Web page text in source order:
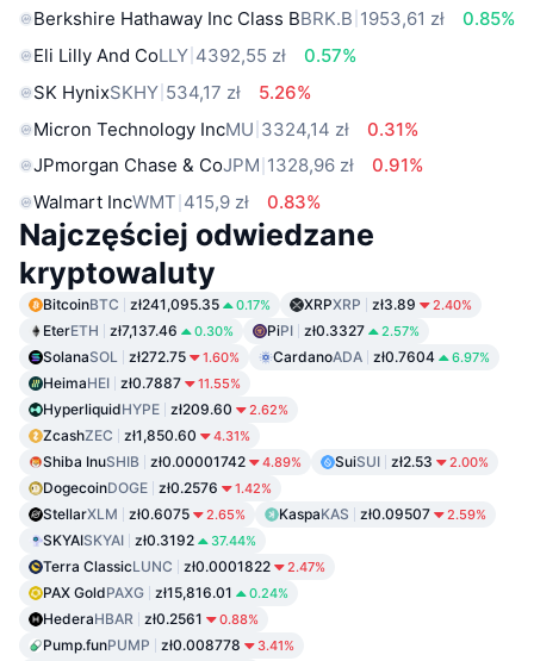
Berkshire Hathaway Inc Class BBRK.B 1953,61 zł
0.85%
Eli Lilly And CoLLY 4392,55 zł
0.57%
SK HynixSKHY 534,17 zł
5.26%
Micron Technology IncMU 3324,14 zł
0.31%
JPmorgan Chase & CoJPM 1328,96 zł
0.91%
Walmart IncWMT 415,9 zł 0.83%
Najczęściej odwiedzane
kryptowaluty
BitcoinBTC zł241,095.35 0.17% XRPXRP zł3.89 2.40%
EterETH zł7,137.46 0.30% PiPI zł0.3327 2.57%
SolanaSOL zł272.75 1.60% CardanoADA zł0.7604 6.97%
HeimaHEI zł0.7887 11.55%
HyperliquidHYPE zł209.60 2.62%
ZcashZEC zł1,850.60 4.31%
Shiba InuSHIB zł0.00001742 4.89% SuiSUI zł2.53 2.00%
DogecoinDOGE zł0.2576 1.42%
StellarXLM zł0.6075 2.65% KaspaKAS zł0.09507 2.59%
SKYAISKYAI zł0.3192 37.44%
Terra ClassicLUNC zł0.0001822 2.47%
PAX GoldPAXG zł15,816.01 0.24%
HederaHBAR zł0.2561 0.88%
Pump.funPUMP zł0.008778 3.41%